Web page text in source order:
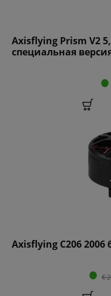
Axisflying Prism V2
специальная
Axisflying C206 2006
€